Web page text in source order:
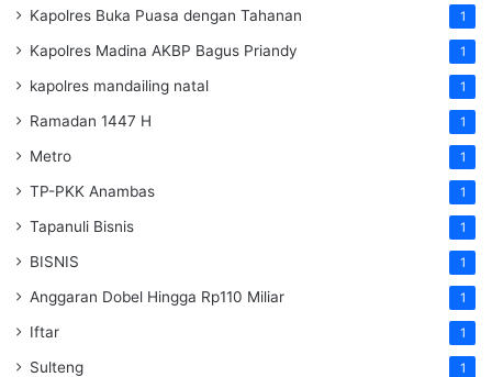
Kapolres Buka Puasa dengan Tahanan 1
Kapolres Madina AKBP Bagus Priandy 1
kapolres mandailing natal 1
Ramadan 1447 H 1
Metro 1
TP-PKK Anambas 1
Tapanuli Bisnis 1
BISNIS 1
Anggaran Dobel Hingga Rp110 Miliar 1
Iftar 1
Sulteng 1